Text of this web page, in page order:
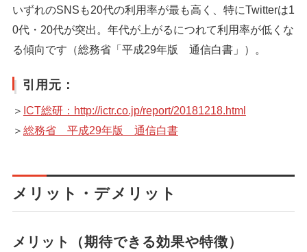
いずれのSNSも20代の利用率が最も高く、特にTwitterは1
0代・20代が突出。年代が上がるにつれて利用率が低くな
る傾向です（総務省「平成29年版 通信白書」）。
引用元：
＞ ICT総研：http://ictr.co.jp/report/20181218.html
＞ 総務省 平成29年版 通信白書
メリット・デメリット
メリット（期待できる効果や特徴）